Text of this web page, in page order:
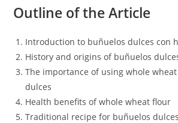
Outline of the Article
Introduction to buñuelos dulces con
History and origins of buñuelos
The importance of using whole
dulces
Health benefits of whole wheat flour
Traditional recipe for buñuelos